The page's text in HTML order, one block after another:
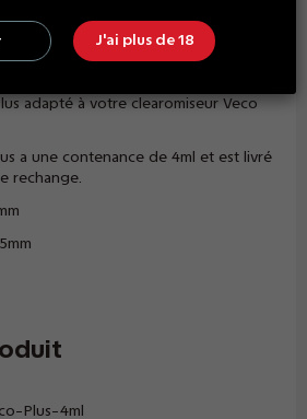
adapté à votre clearomiseur Veco
a une contenance de 4ml et est livré
rechange.
Plus-4ml
J'ai plus de 18